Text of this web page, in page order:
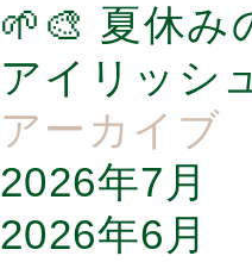
🌱🎨 夏休み
アイリッシ
アーカイブ
2026年7月
2026年6月